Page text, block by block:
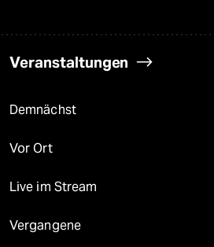
Veranstaltungen
Demnächst
Vor Ort
Live im Stream
Vergangene